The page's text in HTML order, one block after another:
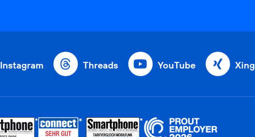
Instagram Threads YouTube Xing